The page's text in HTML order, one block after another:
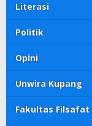
Literasi
Politik
Opini
Unwira Kupang
Fakultas Filsafat